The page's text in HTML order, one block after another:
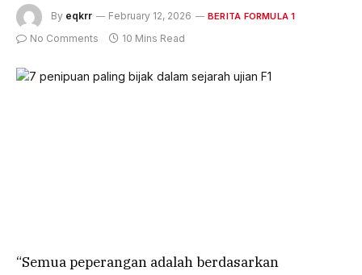
By eqkrr February 12, 2026 BERITA FORMULA 1
No Comments 10 Mins Read
“Semua peperangan adalah berdasarkan